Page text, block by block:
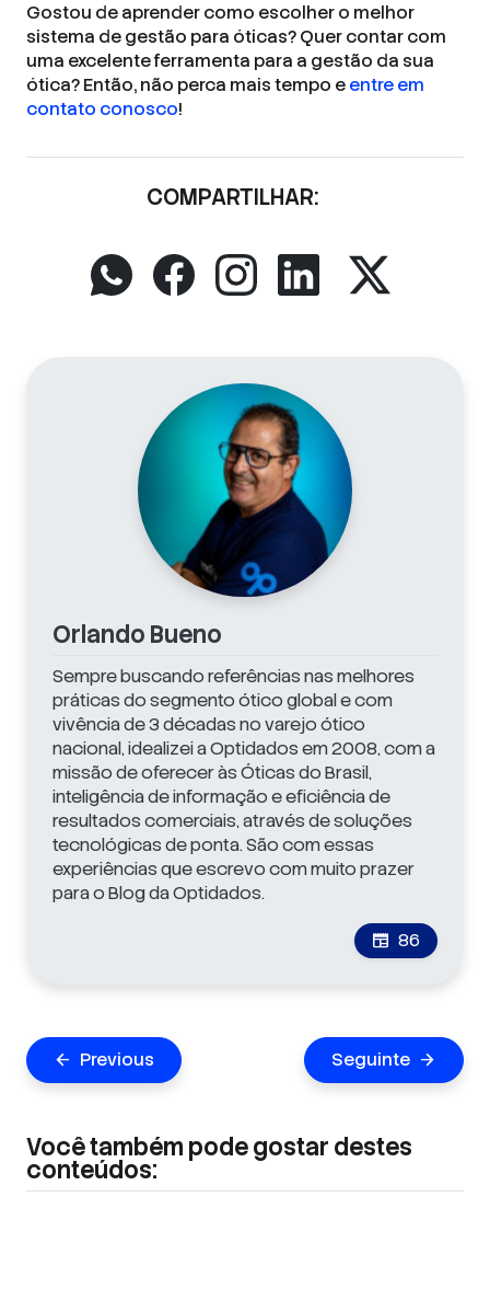
Gostou de aprender como escolher o melhor
sistema de gestão para óticas? Quer contar com
uma excelente ferramenta para a gestão da sua
ótica? Então, não perca mais tempo eentre em
contato conosco!
COMPARTILHAR:
Orlando Bueno
Sempre buscando referências nas melhores
práticas do segmento ótico global e com
vivência de 3 décadas no varejo ótico
nacional, idealizei a Optidados em 2008, com a
missão de oferecer às Óticas do Brasil,
inteligência de informação e eficiência de
resultados comerciais, através de soluções
tecnológicas de ponta. São com essas
experiências que escrevo com muito prazer
para o Blog da Optidados.
newspaper 86
Navegação
de
arrow_back Previous Seguinte arrow_forward
Você também pode gostar destes
conteúdos: